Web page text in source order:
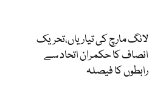
لانگ مارچ کی تیاریاں،تحریک
انصاف کا حکمران اتحاد سے
رابطوں کا فیصلہ